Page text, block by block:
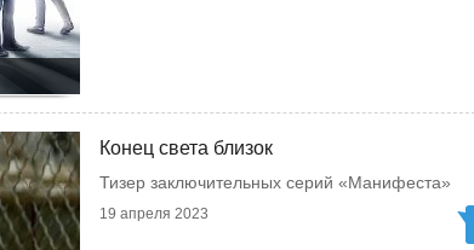
Конец света близок
Тизер заключительных серий «Манифеста»
19 апреля 2023